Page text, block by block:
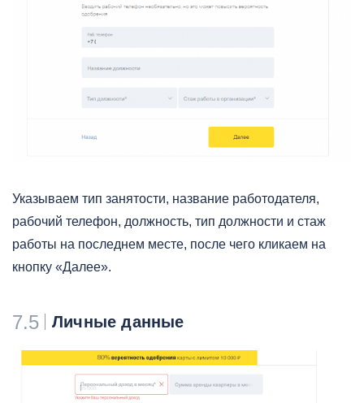
Указываем тип занятости, название работодателя,
рабочий телефон, должность, тип должности и стаж
работы на последнем месте, после чего кликаем на
кнопку «Далее».
7.5 Личные данные